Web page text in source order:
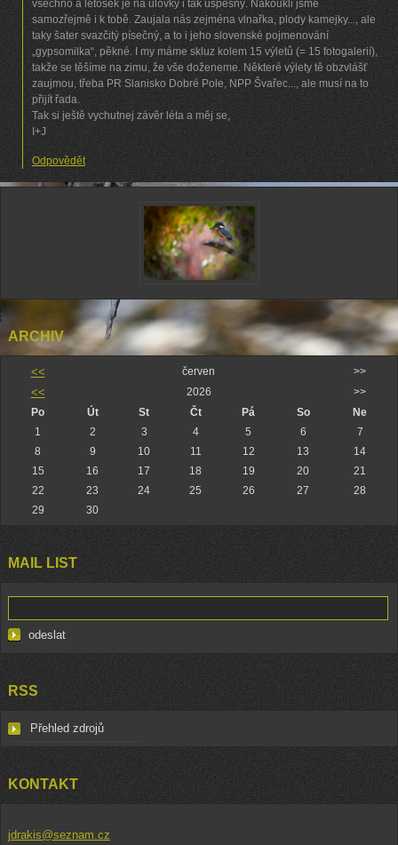
všechno a letošek je na úlovky i tak úspěšný. Nakoukli jsme
samozřejmě i k tobě. Zaujala nás zejména vlnařka, plody kamejky..., ale
taky šater svazčitý písečný, a to i jeho slovenské pojmenování
„gypsomilka“, pěkné. I my máme skluz kolem 15 výletů (= 15 fotogalerií),
takže se těšíme na zimu, že vše doženeme. Některé výlety tě obzvlášť
zaujmou, třeba PR Slanisko Dobré Pole, NPP Švařec..., ale musí na to
přijít řada.
Tak si ještě vychutnej závěr léta a měj se,
I+J
Odpovědět
ARCHIV
<< červen >>
<< 2026
>>
Po
Út St Čt Pá So
Ne
1
2 3 4 5 6
7
8
9 10 11 12 13
14
15
16 17 18 19 20
21
22
23 24 25 26 27
28
29
30
MAIL LIST
RSS
Přehled zdrojů
KONTAKT
jdrakis@seznam.cz